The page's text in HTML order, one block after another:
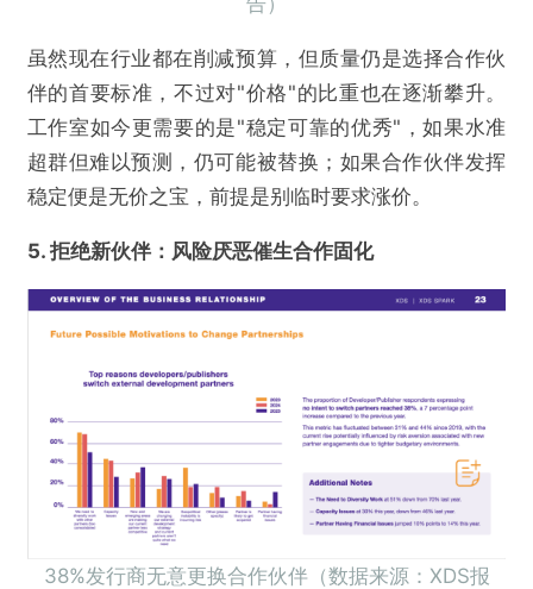
虽然现在行业都在削减预算，但质量仍是选择合作伙
伴的首要标准，不过对"价格"的比重也在逐渐攀升。
工作室如今更需要的是"稳定可靠的优秀"，如果水准
超群但难以预测，仍可能被替换；如果合作伙伴发挥
稳定便是无价之宝，前提是别临时要求涨价。
5. 拒绝新伙伴：风险厌恶催生合作固化
38%发行商无意更换合作伙伴（数据来源：XDS报